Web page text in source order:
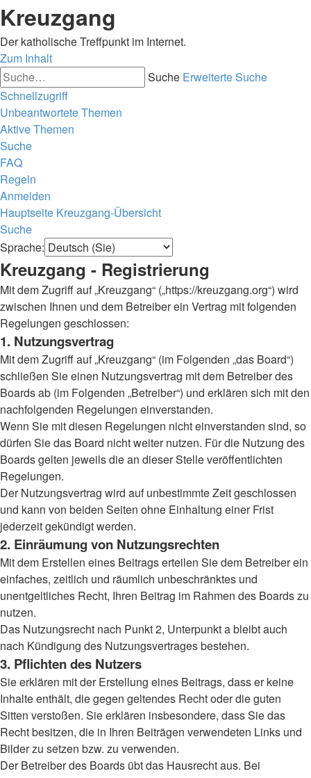
Kreuzgang
Der katholische Treffpunkt im Internet.
Zum Inhalt
Suche Erweiterte Suche
Schnellzugriff
Unbeantwortete Themen
Aktive Themen
Suche
FAQ
Regeln
Anmelden
Hauptseite Kreuzgang-Übersicht
Suche
Sprache:
Kreuzgang - Registrierung
Mit dem Zugriff auf „Kreuzgang“ („https://kreuzgang.org“) wird
zwischen Ihnen und dem Betreiber ein Vertrag mit folgenden
Regelungen geschlossen:
1. Nutzungsvertrag
Mit dem Zugriff auf „Kreuzgang“ (im Folgenden „das Board“)
schließen Sie einen Nutzungsvertrag mit dem Betreiber des
Boards ab (im Folgenden „Betreiber“) und erklären sich mit den
nachfolgenden Regelungen einverstanden.
Wenn Sie mit diesen Regelungen nicht einverstanden sind, so
dürfen Sie das Board nicht weiter nutzen. Für die Nutzung des
Boards gelten jeweils die an dieser Stelle veröffentlichten
Regelungen.
Der Nutzungsvertrag wird auf unbestimmte Zeit geschlossen
und kann von beiden Seiten ohne Einhaltung einer Frist
jederzeit gekündigt werden.
2. Einräumung von Nutzungsrechten
Mit dem Erstellen eines Beitrags erteilen Sie dem Betreiber ein
einfaches, zeitlich und räumlich unbeschränktes und
unentgeltliches Recht, Ihren Beitrag im Rahmen des Boards zu
nutzen.
Das Nutzungsrecht nach Punkt 2, Unterpunkt a bleibt auch
nach Kündigung des Nutzungsvertrages bestehen.
3. Pflichten des Nutzers
Sie erklären mit der Erstellung eines Beitrags, dass er keine
Inhalte enthält, die gegen geltendes Recht oder die guten
Sitten verstoßen. Sie erklären insbesondere, dass Sie das
Recht besitzen, die in Ihren Beiträgen verwendeten Links und
Bilder zu setzen bzw. zu verwenden.
Der Betreiber des Boards übt das Hausrecht aus. Bei